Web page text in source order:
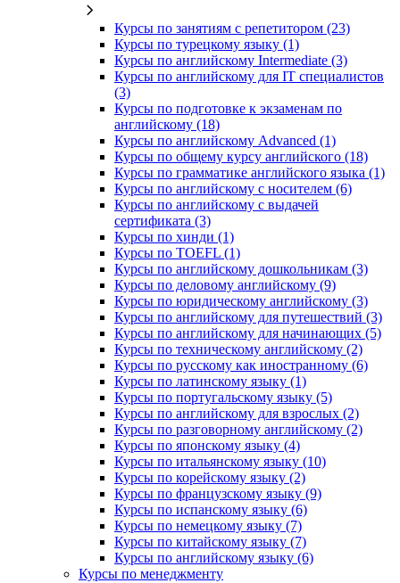
Курсы по занятиям с репетитором (23)
Курсы по турецкому языку (1)
Курсы по английскому Intermediate (3)
Курсы по английскому для IT специалистов
(3)
Курсы по подготовке к экзаменам по
английскому (18)
Курсы по английскому Advanced (1)
Курсы по общему курсу английского (18)
Курсы по грамматике английского языка (1)
Курсы по английскому с носителем (6)
Курсы по английскому с выдачей
сертификата (3)
Курсы по хинди (1)
Курсы по TOEFL (1)
Курсы по английскому дошкольникам (3)
Курсы по деловому английскому (9)
Курсы по юридическому английскому (3)
Курсы по английскому для путешествий (3)
Курсы по английскому для начинающих (5)
Курсы по техническому английскому (2)
Курсы по русскому как иностранному (6)
Курсы по латинскому языку (1)
Курсы по португальскому языку (5)
Курсы по английскому для взрослых (2)
Курсы по разговорному английскому (2)
Курсы по японскому языку (4)
Курсы по итальянскому языку (10)
Курсы по корейскому языку (2)
Курсы по французскому языку (9)
Курсы по испанскому языку (6)
Курсы по немецкому языку (7)
Курсы по китайскому языку (7)
Курсы по английскому языку (6)
Курсы по менеджменту